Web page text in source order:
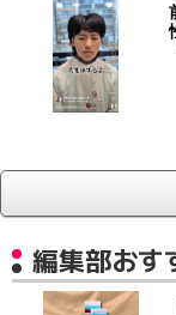
編集部おす